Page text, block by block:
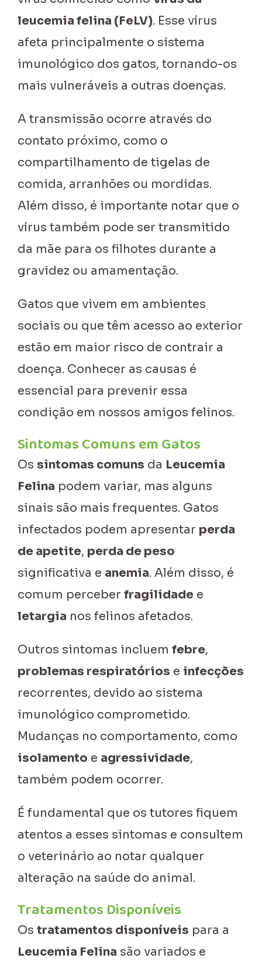
leucemia felina (FeLV). Esse vírus
afeta principalmente o sistema
imunológico dos gatos, tornando-os
mais vulneráveis a outras doenças.
A transmissão ocorre através do
contato próximo, como o
compartilhamento de tigelas de
comida, arranhões ou mordidas.
Além disso, é importante notar que o
vírus também pode ser transmitido
da mãe para os filhotes durante a
gravidez ou amamentação.
Gatos que vivem em ambientes
sociais ou que têm acesso ao exterior
estão em maior risco de contrair a
doença. Conhecer as causas é
essencial para prevenir essa
condição em nossos amigos felinos.
Sintomas Comuns em Gatos
Os sintomas comuns da Leucemia
Felina podem variar, mas alguns
sinais são mais frequentes. Gatos
infectados podem apresentar perda
de apetite, perda de peso
significativa e anemia. Além disso, é
comum perceber fragilidade e
letargia nos felinos afetados.
Outros sintomas incluem febre,
problemas respiratórios e infecções
recorrentes, devido ao sistema
imunológico comprometido.
Mudanças no comportamento, como
isolamento e agressividade,
também podem ocorrer.
É fundamental que os tutores fiquem
atentos a esses sintomas e consultem
o veterinário ao notar qualquer
alteração na saúde do animal.
Tratamentos Disponíveis
Os tratamentos disponíveis para a
Leucemia Felina são variados e